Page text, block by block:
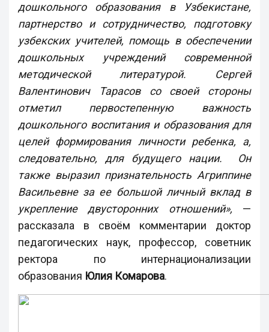
дошкольного образования в Узбекистане,
партнерство и сотрудничество, подготовку
узбекских учителей, помощь в обеспечении
дошкольных учреждений современной
методической литературой. Сергей
Валентинович Тарасов со своей стороны
отметил первостепенную важность
дошкольного воспитания и образования для
целей формирования личности ребенка, а,
следовательно, для будущего нации. Он
также выразил признательность Агриппине
Васильевне за ее большой личный вклад в
укрепление двусторонних отношений», —
рассказала в своём комментарии доктор
педагогических наук, профессор, советник
ректора по интернационализации
образования Юлия Комарова.